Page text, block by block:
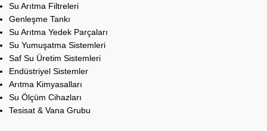
Su Arıtma Filtreleri
Genleşme Tankı
Su Arıtma Yedek Parçaları
Su Yumuşatma Sistemleri
Saf Su Üretim Sistemleri
Endüstriyel Sistemler
Arıtma Kimyasalları
Su Ölçüm Cihazları
Tesisat & Vana Grubu